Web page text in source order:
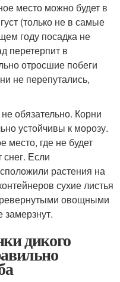
место можно будет в
(только не в самые
году посадка не
перетерпит в
отросшие побеги
не перепутались,
обязательно. Корни
устойчивы к морозу.
место, где не будет
снег. Если
растения на
сухие листья
овощными
замерзнут.
дикого